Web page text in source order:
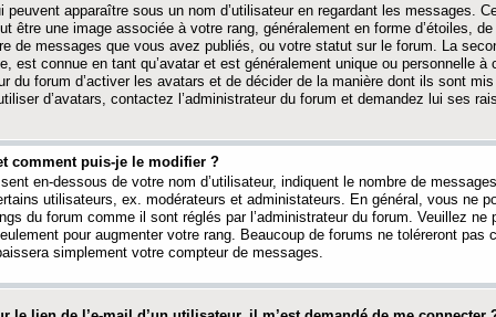
peuvent apparaître sous un nom d’utilisateur en regardant les messages.
être une image associée à votre rang, généralement en forme d’étoiles,
de messages que vous avez publiés, ou votre statut sur le forum. La
est connue en tant qu’avatar et est généralement unique ou personnelle à
du forum d’activer les avatars et de décider de la manière dont ils sont
d’avatars, contactez l’administrateur du forum et demandez lui ses
comment puis-je le modifier ?
en-dessous de votre nom d’utilisateur, indiquent le nombre de
utilisateurs, ex. modérateurs et administateurs. En général, vous ne
du forum comme il sont réglés par l’administrateur du forum. Veuillez ne
pour augmenter votre rang. Beaucoup de forums ne toléreront pas
simplement votre compteur de messages.